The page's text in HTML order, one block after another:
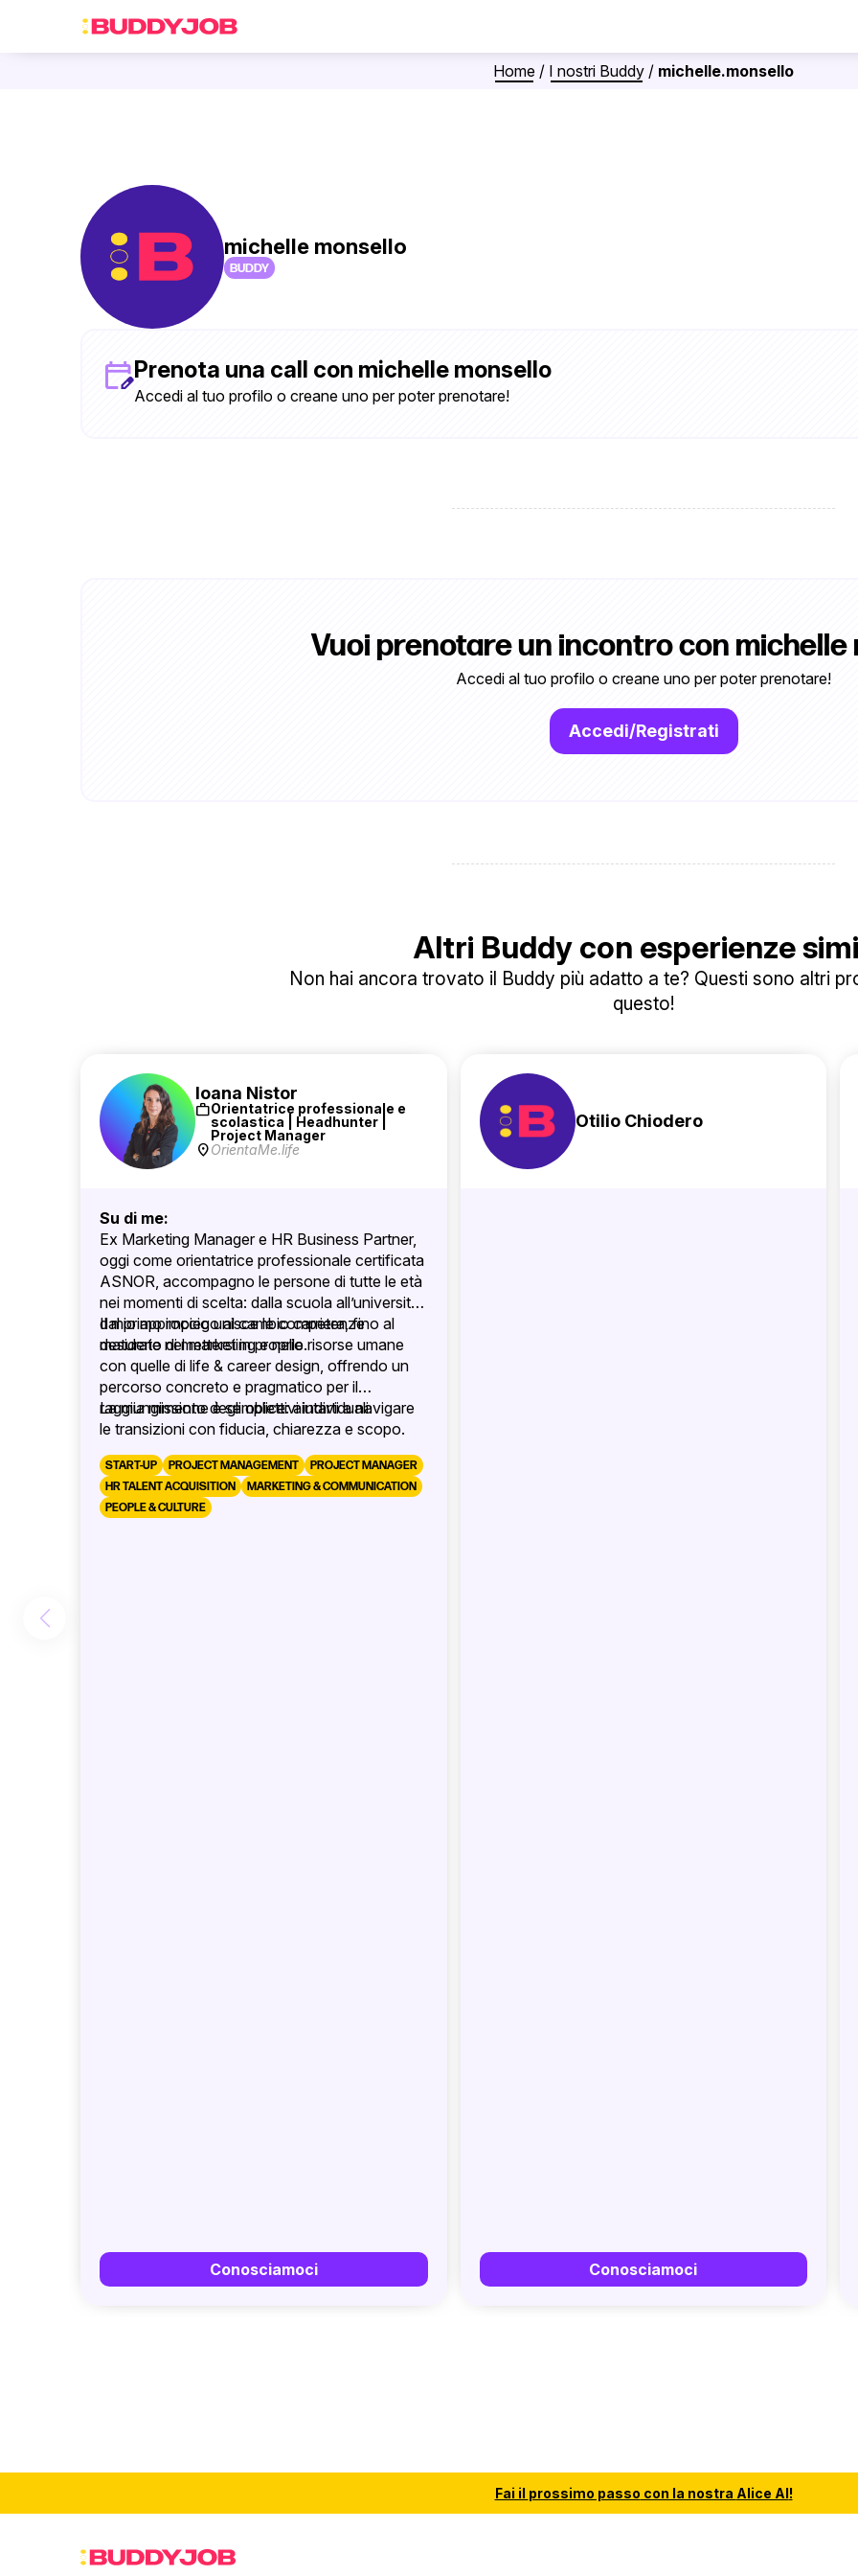
Home / I nostri Buddy / michelle.monsello
michelle monsello
BUDDY
Prenota una call con michelle monsello
Accedi al tuo profilo o creane uno per poter prenotare!
Vuoi prenotare un incontro con michelle
Accedi al tuo profilo o creane uno per poter prenotare!
Accedi/Registrati
Altri Buddy con esperienze
Non hai ancora trovato il Buddy più adatto a te? Questi sono altri
questo!
Ioana Nistor
workOrientatrice professionale e
scolastica | Headhunter |
Project Manager
location_onOrientaMe.life
Su di me:
Ex Marketing Manager e HR Business Partner,
oggi come orientatrice professionale certificata
ASNOR, accompagno le persone di tutte le età
nei momenti di scelta: dalla scuola all’università,
dal primo impiego al cambio carriera, fino al
desiderio di mettersi in proprio.
Il mio approccio unisce le competenze
maturate nel marketing e nelle risorse umane
con quelle di life & career design, offrendo un
percorso concreto e pragmatico per il
raggiungimento degli obiettivi individuali.
La mia missione è semplice: aiutarti a navigare
le transizioni con fiducia, chiarezza e scopo.
START-UP PROJECT MANAGEMENT
PROJECT MANAGER
HR TALENT ACQUISITION
MARKETING & COMMUNICATION
PEOPLE & CULTURE
Conosciamoci
Otilio Chiodero
Conosciamoci
Fai il prossimo passo con la nostra Alice AI!